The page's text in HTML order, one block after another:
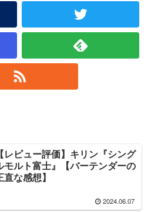
【レビュー評価】キリン『シング
モルト富士』【バーテンダーの
直な感想】
2024.06.07